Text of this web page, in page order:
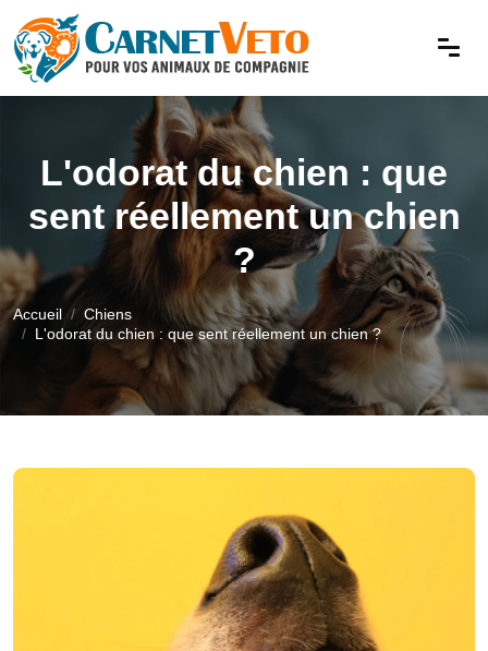
L'odorat du chien : que
sent réellement un chien
?
Accueil
Chiens
L'odorat du chien : que sent réellement un chien ?